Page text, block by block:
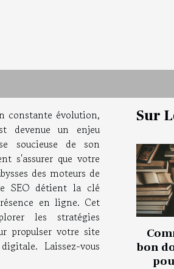
constante évolution,
devenue un enjeu
soucieuse de son
s'assurer que votre
des moteurs de
SEO détient la clé
en ligne. Cet
les stratégies
propulser votre site
Laissez-vous
Sur
bon